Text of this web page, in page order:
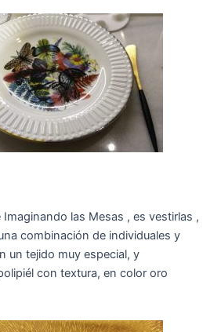
las Mesas , es vestirlas ,
combinación de individuales y
un tejido muy especial, y
con textura, en color oro